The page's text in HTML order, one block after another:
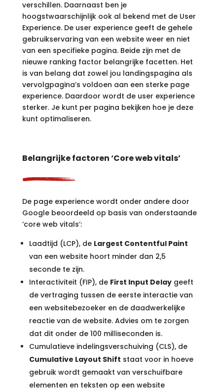
verschillen. Daarnaast ben je
hoogstwaarschijnlijk ook al bekend met de User
Experience. De user experience geeft de gehele
gebruikservaring van een website weer en niet
van een specifieke pagina. Beide zijn met de
nieuwe ranking factor belangrijke facetten. Het
is van belang dat zowel jou landingspagina als
vervolgpagina’s voldoen aan een sterke page
experience. Daardoor wordt de user experience
sterker. Je kunt per pagina bekijken hoe je deze
kunt optimaliseren.
Belangrijke factoren ‘Core web vitals’
De page experience wordt onder andere door
Google beoordeeld op basis van onderstaande
‘core web vitals’:
Laadtijd (LCP), de Largest Contentful Paint
van een website hoort minder dan 2,5
seconde te zijn.
Interactiviteit (FIP), de First Input Delaygeeft
de vertraging tussen de eerste interactie van
een websitebezoeker en de daadwerkelijke
reactie van de website. Advies om te zorgen
dat dit onder de 100 milliseconden is.
Cumulatieve indelingsverschuiving (CLS), de
Cumulative Layout Shift staat voor in hoeve
gebruik wordt gemaakt van verschuifbare
elementen en teksten op een website